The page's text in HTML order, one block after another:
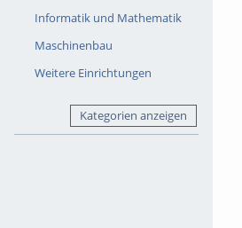
Informatik und Mathematik
Maschinenbau
Weitere Einrichtungen
Kategorien anzeigen